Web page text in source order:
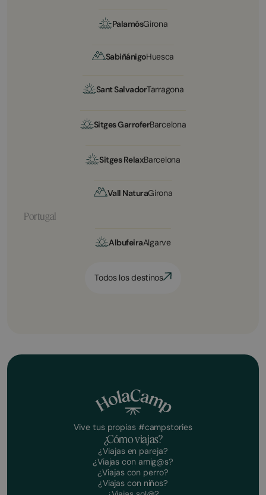
PalamósGirona
SabiñánigoHuesca
Sant SalvadorTarragona
Sitges GarroferBarcelona
Sitges RelaxBarcelona
Vall NaturaGirona
Portugal
AlbufeiraAlgarve
Todos los destinos
Vive tus propias #campstories
¿Cómo viajas?
¿Viajas en pareja?
¿Viajas con amig@s?
¿Viajas con perro?
¿Viajas con niños?